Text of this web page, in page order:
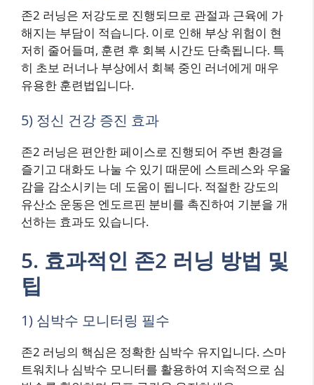
존2 러닝은 저강도로 진행되므로 관절과 근육에 가
해지는 부담이 적습니다. 이로 인해 부상 위험이 현
저히 줄어들며, 훈련 후 회복 시간도 단축됩니다. 특
히 초보 러너나 부상에서 회복 중인 러너에게 매우
유용한 훈련법입니다.
5) 정신 건강 증진 효과
존2 러닝은 편안한 페이스로 진행되어 주변 환경을
즐기고 대화도 나눌 수 있기 때문에 스트레스와 우울
감을 감소시키는 데 도움이 됩니다. 적절한 강도의
유산소 운동은 엔도르핀 분비를 촉진하여 기분을 개
선하는 효과도 있습니다.
5. 효과적인 존2 러닝 방법 및
팁
1) 심박수 모니터링 필수
존2 러닝의 핵심은 정확한 심박수 유지입니다. 스마
트워치나 심박수 모니터를 활용하여 지속적으로 심